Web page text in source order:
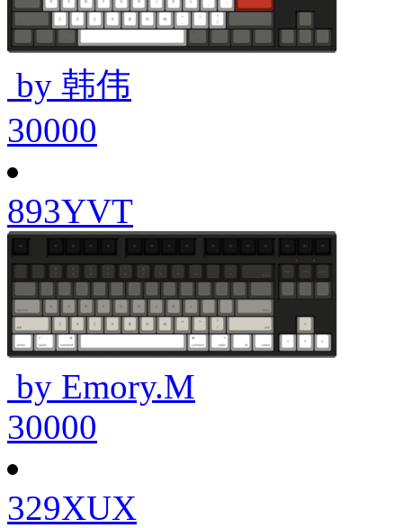
by 韩伟
30000
893YVT
by Emory.M
30000
329XUX